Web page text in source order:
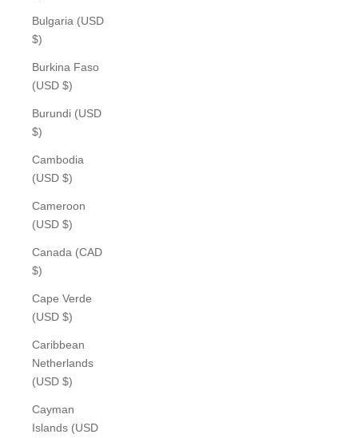
Bulgaria (USD
$)
Burkina Faso
(USD $)
Burundi (USD
$)
Cambodia
(USD $)
Cameroon
(USD $)
Canada (CAD
$)
Cape Verde
(USD $)
Caribbean
Netherlands
(USD $)
Cayman
Islands (USD